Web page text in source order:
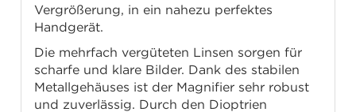
Vergrößerung, in ein nahezu perfektes
Handgerät.
Die mehrfach vergüteten Linsen sorgen für
scharfe und klare Bilder. Dank des stabilen
Metallgehäuses ist der Magnifier sehr robust
und zuverlässig. Durch den Dioptrien